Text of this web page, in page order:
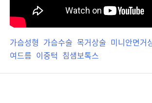
가슴성형 가슴수술 목거상술 미니안면거
여드름 이중턱 침샘보톡스